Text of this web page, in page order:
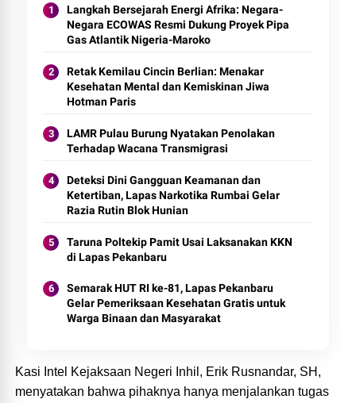
Langkah Bersejarah Energi Afrika: Negara-
Negara ECOWAS Resmi Dukung Proyek Pipa
Gas Atlantik Nigeria-Maroko
Retak Kemilau Cincin Berlian: Menakar
Kesehatan Mental dan Kemiskinan Jiwa
Hotman Paris
LAMR Pulau Burung Nyatakan Penolakan
Terhadap Wacana Transmigrasi
Deteksi Dini Gangguan Keamanan dan
Ketertiban, Lapas Narkotika Rumbai Gelar
Razia Rutin Blok Hunian
Taruna Poltekip Pamit Usai Laksanakan KKN
di Lapas Pekanbaru
Semarak HUT RI ke-81, Lapas Pekanbaru
Gelar Pemeriksaan Kesehatan Gratis untuk
Warga Binaan dan Masyarakat
Kasi Intel Kejaksaan Negeri Inhil, Erik Rusnandar, SH,
menyatakan bahwa pihaknya hanya menjalankan tugas